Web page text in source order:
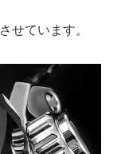
せています。